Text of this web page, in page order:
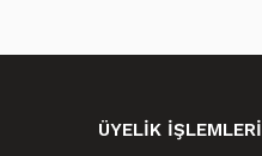
ÜYELİK İŞLEMLERİ